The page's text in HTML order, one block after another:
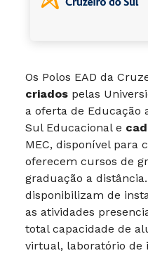
Os Polos EAD da
criados pelas
a oferta de Educação
Sul Educacional e
MEC, disponível para
oferecem cursos de
graduação a
disponibilizam de
as atividades
total capacidade de
virtual, laboratório de